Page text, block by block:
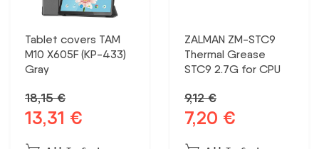
Tablet covers TAM
M10 X605F (KP-433)
Gray
18,15€
Original
13,31 €
ZALMAN ZM-STC9
Thermal Grease
STC9 2.7G for CPU
9,12€
Original
7,20 €